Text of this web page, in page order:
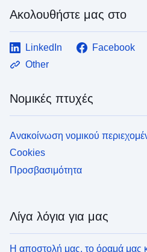
Ακολουθήστε μας στο
LinkedIn Facebook
Other
Νομικές πτυχές
Ανακοίνωση νομικού
Cookies
Προσβασιμότητα
Λίγα λόγια για μας
Η αποστολή μας, το όραμά μας